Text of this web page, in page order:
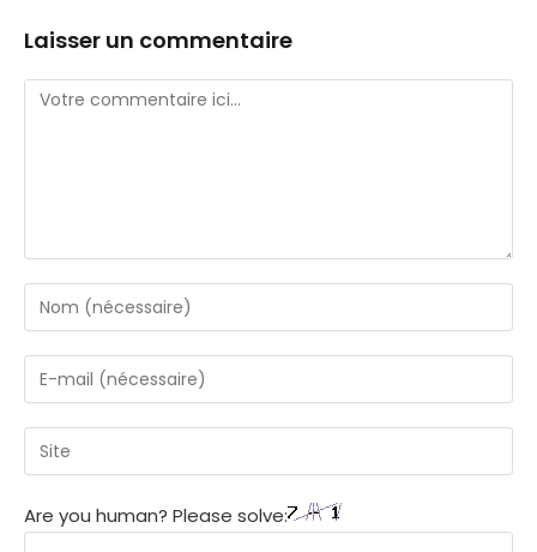
Laisser un commentaire
Are you human? Please solve: